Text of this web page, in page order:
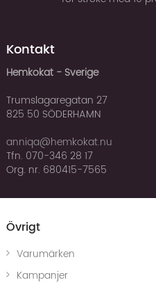
Kontakt
Hemkokat - Sverige
Trumslagaregatan 27
825 50 SÖDERHAMN
anniqa@hemkokat.nu
Tfn. 070-346 28 17
Org. nr. 680415-7565
Övrigt
Varumärken
Kampanjer